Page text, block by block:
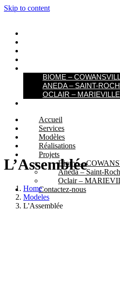
Skip to content
BIOME –
ANEDA – SAINT-
OCLAIR – MARIEVILLE
Accueil
Services
Modèles
Réalisations
Projets
Biome –
Aneda – Saint-
Oclair –
Contactez-nous
L’Assemblée
Home
Modeles
L'Assemblée